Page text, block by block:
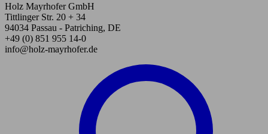
Holz Mayrhofer GmbH
Tittlinger Str. 20 + 34
94034 Passau - Patriching, DE
+49 (0) 851 955 14-0
info@holz-mayrhofer.de